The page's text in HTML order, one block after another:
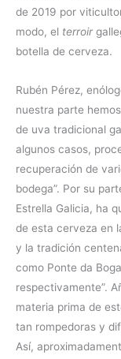
de 2019 por
modo, el terroir
botella de cerveza.
Rubén Pérez,
nuestra parte
de uva tradicional
algunos casos,
recuperación de
bodega”. Por su
Estrella Galicia, ha
de esta cerveza en
y la tradición
como Ponte da
respectivamente”.
materia prima de
tan rompedoras y
Así,